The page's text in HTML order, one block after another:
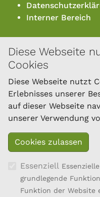
Diese Webseite
Cookies
Diese Webseite nutzt
Erlebnisses unserer
auf dieser Webseite
unserer Verwendung
Essenziell
grundlegende
Funktion der Website
Interner Bereich
KONTAKT
Österreichischer
Ziegen
Dresdner Straße 89/B1/
1200 Wien
Tel.: 01/334 17 21-40